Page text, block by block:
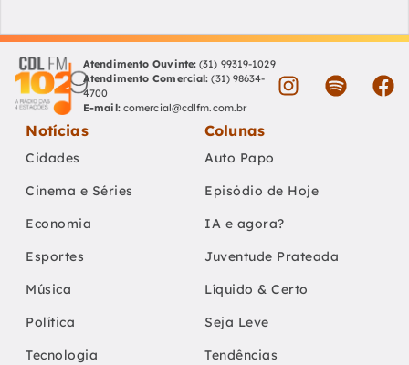
Atendimento Ouvinte: (31) 99319-1029
Atendimento Comercial: (31) 98634-
4700
E-mail: comercial@cdlfm.com.br
Notícias
Cidades
Cinema e Séries
Economia
Esportes
Música
Política
Tecnologia
Colunas
Auto Papo
Episódio de Hoje
IA e agora?
Juventude Prateada
Líquido & Certo
Seja Leve
Tendências